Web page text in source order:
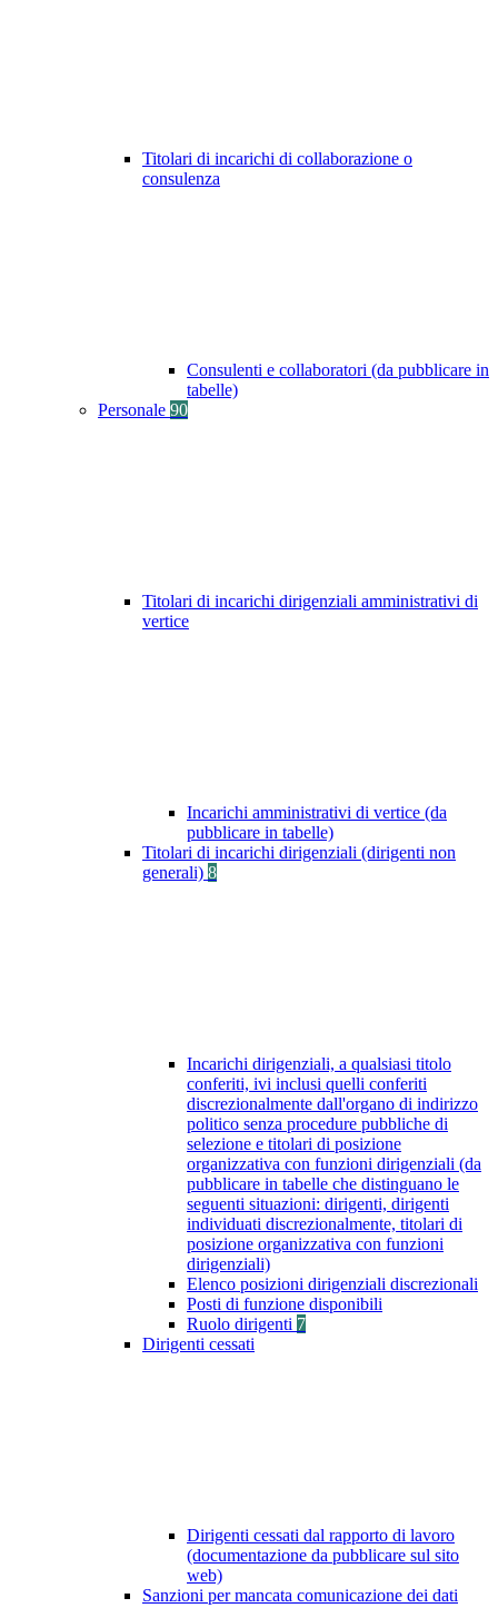
Titolari di incarichi di collaborazione o
consulenza
Consulenti e collaboratori (da pubblicare in
tabelle)
Personale 90
Titolari di incarichi dirigenziali amministrativi di
vertice
Incarichi amministrativi di vertice (da
pubblicare in tabelle)
Titolari di incarichi dirigenziali (dirigenti non
generali) 8
Incarichi dirigenziali, a qualsiasi titolo
conferiti, ivi inclusi quelli conferiti
discrezionalmente dall'organo di indirizzo
politico senza procedure pubbliche di
selezione e titolari di posizione
organizzativa con funzioni dirigenziali (da
pubblicare in tabelle che distinguano le
seguenti situazioni: dirigenti, dirigenti
individuati discrezionalmente, titolari di
posizione organizzativa con funzioni
dirigenziali)
Elenco posizioni dirigenziali discrezionali
Posti di funzione disponibili
Ruolo dirigenti 7
Dirigenti cessati
Dirigenti cessati dal rapporto di lavoro
(documentazione da pubblicare sul sito
web)
Sanzioni per mancata comunicazione dei dati